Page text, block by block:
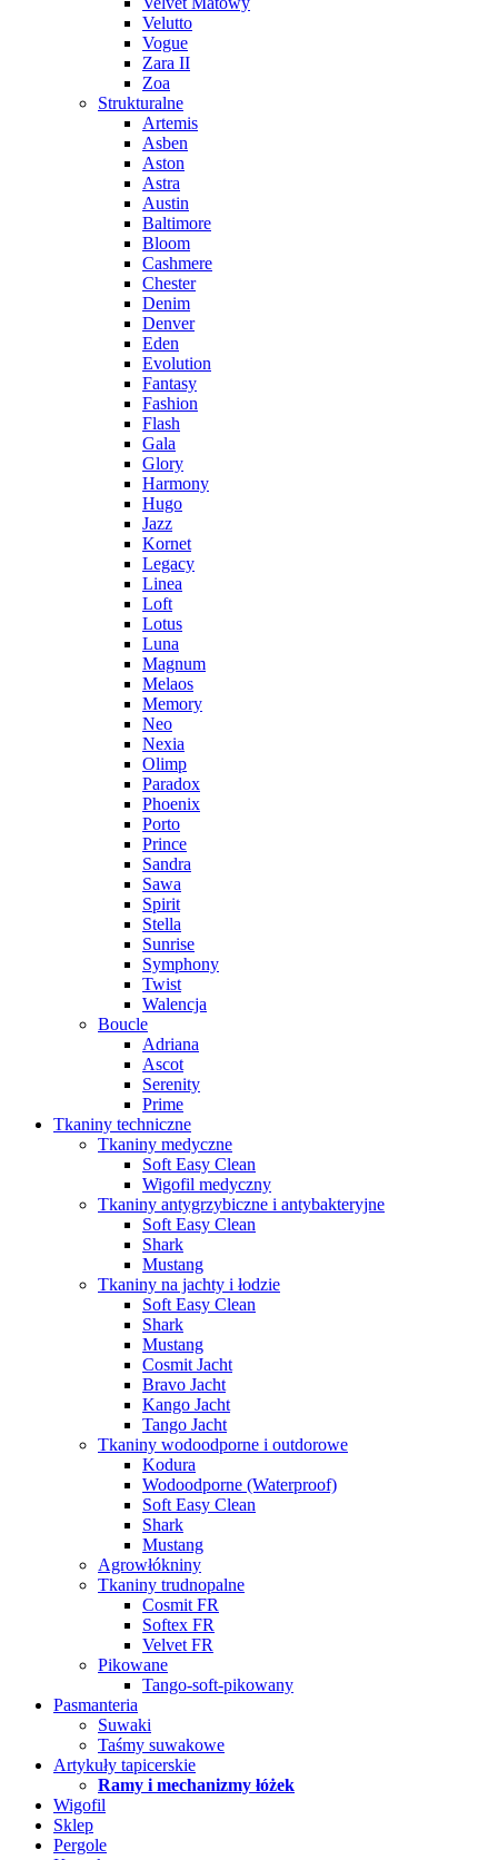
Velutto
Vogue
Zara II
Zoa
Strukturalne
Artemis
Asben
Aston
Astra
Austin
Baltimore
Bloom
Cashmere
Chester
Denim
Denver
Eden
Evolution
Fantasy
Fashion
Flash
Gala
Glory
Harmony
Hugo
Jazz
Kornet
Legacy
Linea
Loft
Lotus
Luna
Magnum
Melaos
Memory
Neo
Nexia
Olimp
Paradox
Phoenix
Porto
Prince
Sandra
Sawa
Spirit
Stella
Sunrise
Symphony
Twist
Walencja
Boucle
Adriana
Ascot
Serenity
Prime
Tkaniny techniczne
Tkaniny medyczne
Soft Easy Clean
Wigofil medyczny
Tkaniny antygrzybiczne i antybakteryjne
Soft Easy Clean
Shark
Mustang
Tkaniny na jachty i łodzie
Soft Easy Clean
Shark
Mustang
Cosmit Jacht
Bravo Jacht
Kango Jacht
Tango Jacht
Tkaniny wodoodporne i outdorowe
Kodura
Wodoodporne (Waterproof)
Soft Easy Clean
Shark
Mustang
Agrowłókniny
Tkaniny trudnopalne
Cosmit FR
Softex FR
Velvet FR
Pikowane
Tango-soft-pikowany
Pasmanteria
Suwaki
Taśmy suwakowe
Artykuły tapicerskie
Ramy i mechanizmy łóżek
Wigofil
Sklep
Pergole